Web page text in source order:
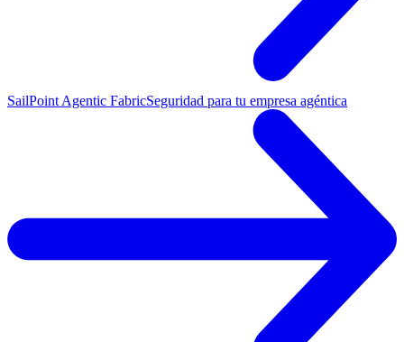
SailPoint Agentic FabricSeguridad para tu empresa agéntica